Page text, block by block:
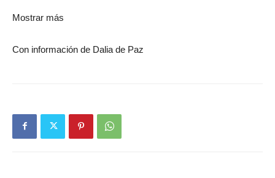
Mostrar más
Con información de Dalia de Paz